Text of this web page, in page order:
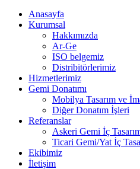
Anasayfa
Kurumsal
Hakkımızda
Ar-Ge
ISO belgemiz
Distribitörlerimiz
Hizmetlerimiz
Gemi Donatımı
Mobilya Tasarım ve
Diğer Donatım İşleri
Referanslar
Askeri Gemi İç
Ticari Gemi/Yat İç
Ekibimiz
İletişim